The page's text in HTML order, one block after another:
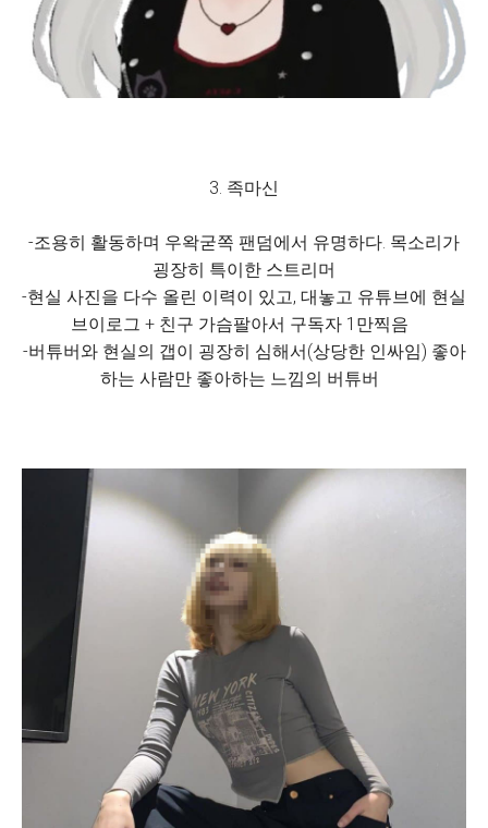
3. 족마신
-조용히 활동하며 우왁굳쪽 팬덤에서 유명하다. 목소리가
굉장히 특이한 스트리머
-현실 사진을 다수 올린 이력이 있고, 대놓고 유튜브에 현실
브이로그 + 친구 가슴팔아서 구독자 1만찍음
-버튜버와 현실의 갭이 굉장히 심해서(상당한 인싸임) 좋아
하는 사람만 좋아하는 느낌의 버튜버